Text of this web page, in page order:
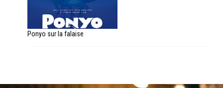
Ponyo sur la falaise